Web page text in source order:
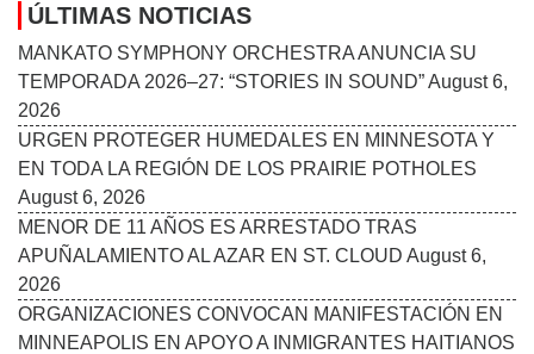
ÚLTIMAS NOTICIAS
MANKATO SYMPHONY ORCHESTRA ANUNCIA SU
TEMPORADA 2026–27: “STORIES IN SOUND”August 6,
2026
URGEN PROTEGER HUMEDALES EN MINNESOTA Y
EN TODA LA REGIÓN DE LOS PRAIRIE POTHOLES
August 6, 2026
MENOR DE 11 AÑOS ES ARRESTADO TRAS
APUÑALAMIENTO AL AZAR EN ST. CLOUD August 6,
2026
ORGANIZACIONES CONVOCAN MANIFESTACIÓN EN
MINNEAPOLIS EN APOYO A INMIGRANTES HAITIANOS